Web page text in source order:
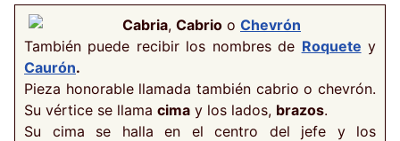
Cabria, Cabrio o Chevrón
También puede recibir los nombres de Roquete y
Caurón.
Pieza honorable llamada también cabrio o chevrón.
Su vértice se llama cima y los lados, brazos.
Su cima se halla en el centro del jefe y los